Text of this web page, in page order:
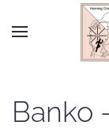
Skip to main
Banko